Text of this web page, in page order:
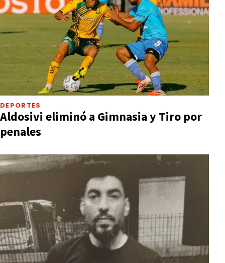
DEPORTES
Aldosivi eliminó a Gimnasia y Tiro por
penales